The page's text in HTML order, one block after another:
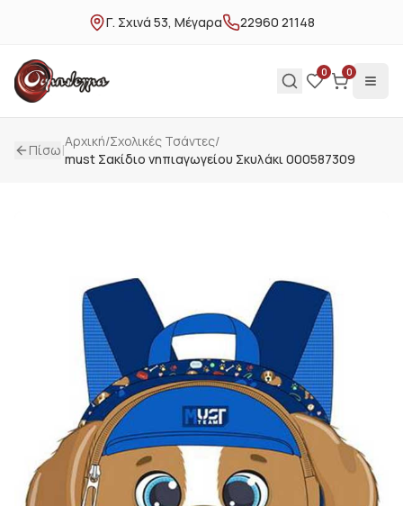
Γ. Σχινά 53, Μέγαρα 22960 21148
0 0
Πίσω|Αρχική/Σχολικές Τσάντες/
must Σακίδιο νηπιαγωγείου Σκυλάκι 000587309